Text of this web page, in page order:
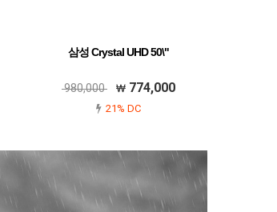
삼성 Crystal UHD 50\"
980,000 774,000
21% DC